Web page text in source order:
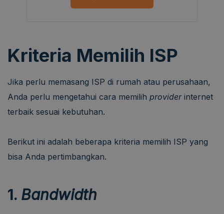
Kriteria Memilih ISP
Jika perlu memasang ISP di rumah atau perusahaan,
Anda perlu mengetahui cara memilih provider internet
terbaik sesuai kebutuhan.
Berikut ini adalah beberapa kriteria memilih ISP yang
bisa Anda pertimbangkan.
1. Bandwidth